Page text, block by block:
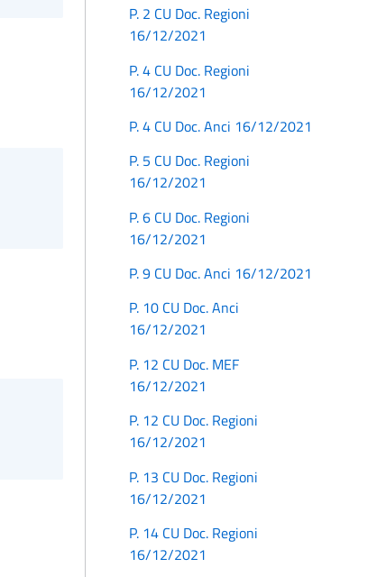
P. 2 CU Doc. Regioni
16/12/2021
P. 4 CU Doc. Regioni
16/12/2021
P. 4 CU Doc. Anci 16/12/2021
P. 5 CU Doc. Regioni
16/12/2021
P. 6 CU Doc. Regioni
16/12/2021
P. 9 CU Doc. Anci 16/12/2021
P. 10 CU Doc. Anci
16/12/2021
P. 12 CU Doc. MEF
16/12/2021
P. 12 CU Doc. Regioni
16/12/2021
P. 13 CU Doc. Regioni
16/12/2021
P. 14 CU Doc. Regioni
16/12/2021